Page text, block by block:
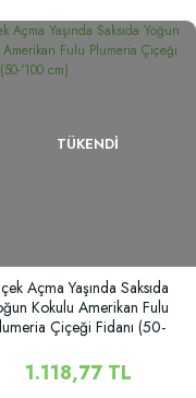
TÜKENDI
Açma Yaşında Saksıda
Kokulu Amerikan Fulu
Çiçeği Fidanı (50-
1.118,77 TL